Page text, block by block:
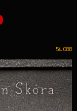
54 088